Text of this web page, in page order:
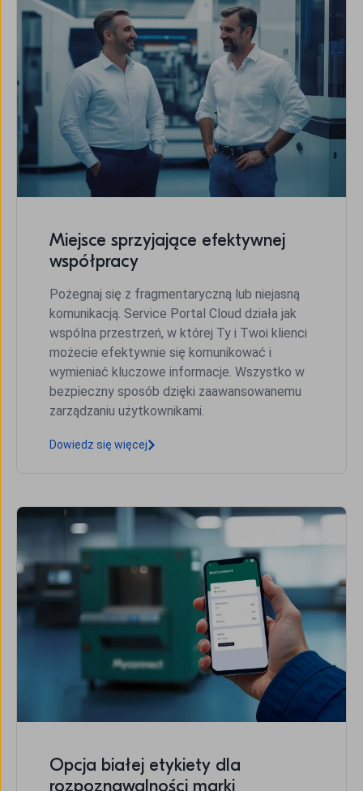
Miejsce sprzyjające efektywnej
współpracy
Pożegnaj się z fragmentaryczną lub niejasną
komunikacją. Service Portal Cloud działa jak
wspólna przestrzeń, w której Ty i Twoi klienci
możecie efektywnie się komunikować i
wymieniać kluczowe informacje. Wszystko w
bezpieczny sposób dzięki zaawansowanemu
zarządzaniu użytkownikami.
Dowiedz się więcej
Opcja białej etykiety dla
rozpoznawalności marki